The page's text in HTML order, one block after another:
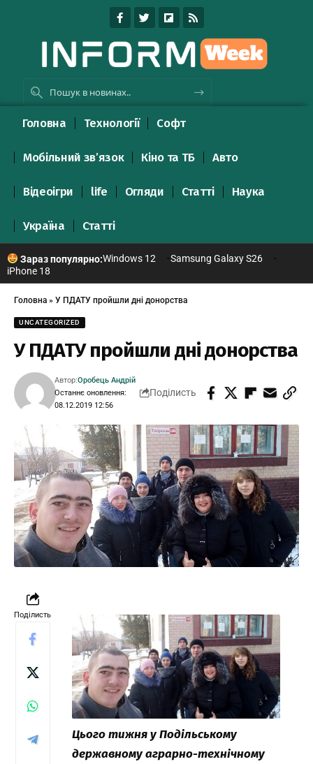
Головна Технології Софт
Мобільний зв’язок Кіно та ТБ Авто
Відеоігри life Огляди Статті Наука
Україна Статті
Зараз популярно:Windows 12
Samsung Galaxy S26
iPhone 18
Головна » У ПДАТУ пройшли дні донорства
UNCATEGORIZED
У ПДАТУ пройшли дні донорства
Останнє оновлення:
08.12.2019 12:56
Автор:Оробець Андрій
Поділисть
Поділисть
Цього тижня у Подільському
державному аграрно-технічному